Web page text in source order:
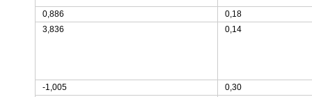
0,886
0,18
3,836
0,14
-1,005
0,30